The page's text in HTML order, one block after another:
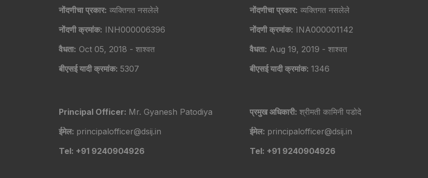
नोंदणीचा प्रकार: व्यक्तिगत नसलेले
नोंदणी क्रमांक: INH000006396
वैधता: Oct 05, 2018 - शाश्वत
बीएसई यादी क्रमांक: 5307
नोंदणीचा प्रकार: व्यक्तिगत नसलेले
नोंदणी क्रमांक: INA000001142
वैधता: Aug 19, 2019 - शाश्वत
बीएसई यादी क्रमांक: 1346
Principal Officer: Mr. Gyanesh Patodiya
ईमेल: principalofficer@dsij.in
Tel: +91 9240904926
प्रमुख अधिकारी: श्रीमती कामिनी पडोदे
ईमेल: principalofficer@dsij.in
Tel: +91 9240904926